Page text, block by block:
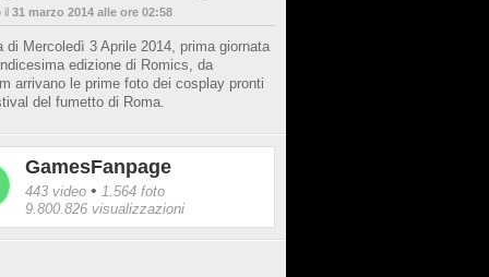
il 31 marzo 2014 alle ore 02:58
di Mercoledì 3 Aprile 2014, prima giornata
edizione di Romics, da
arrivano le prime foto dei cosplay pronti
del fumetto di Roma.
GamesFanpage
443 video • 1.564 foto
9.800.826 visualizzazioni